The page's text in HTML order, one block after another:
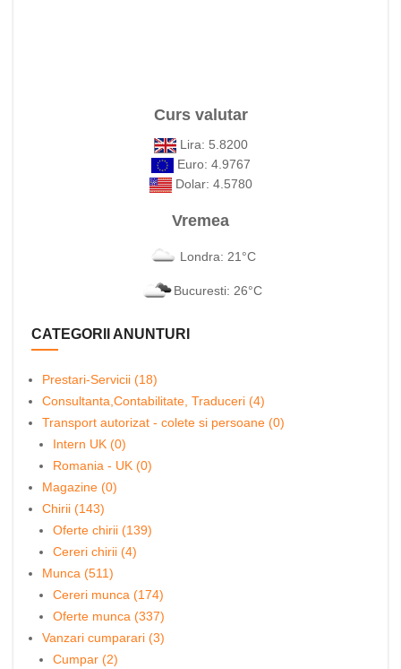
Curs valutar
Lira: 5.8200
Euro: 4.9767
Dolar: 4.5780
Vremea
Londra: 21°C
Bucuresti: 26°C
CATEGORII ANUNTURI
Prestari-Servicii (18)
Consultanta,Contabilitate, Traduceri (4)
Transport autorizat - colete si persoane (0)
Intern UK (0)
Romania - UK (0)
Magazine (0)
Chirii (143)
Oferte chirii (139)
Cereri chirii (4)
Munca (511)
Cereri munca (174)
Oferte munca (337)
Vanzari cumparari (3)
Cumpar (2)